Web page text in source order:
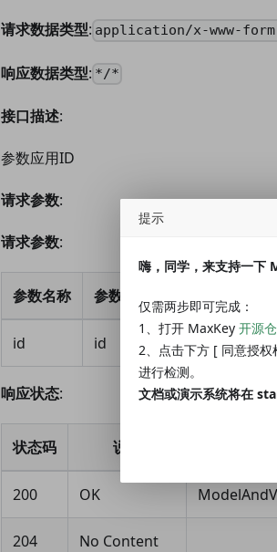
请求数据类型: application/x-www-
响应数据类型: */*
接口描述:
参数应用ID
请求参数:
请求参数:
参数名称 参数说明 请求类型
id id path
响应状态:
状态码 说明
200 OK
204 No Content
提示
嗨，同学，来支持一下
仅需两步即可完成：
1、打开 MaxKey 开源
2、点击下方 [ 同意授
进行检测。
文档或演示系统将在